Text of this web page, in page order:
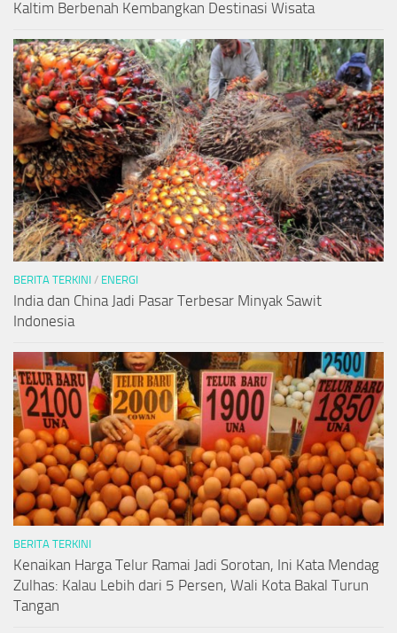
Kaltim Berbenah Kembangkan Destinasi Wisata
BERITA TERKINI / ENERGI
India dan China Jadi Pasar Terbesar Minyak Sawit
Indonesia
BERITA TERKINI
Kenaikan Harga Telur Ramai Jadi Sorotan, Ini Kata Mendag
Zulhas: Kalau Lebih dari 5 Persen, Wali Kota Bakal Turun
Tangan